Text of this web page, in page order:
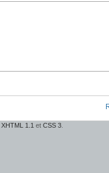
XHTML 1.1 et CSS 3